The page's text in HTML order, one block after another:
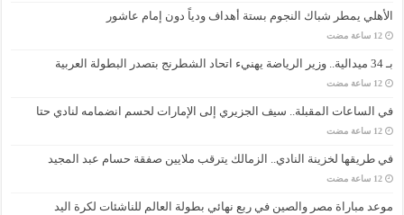
الأهلي يمطر شباك النجوم بستة أهداف ودياً دون إمام عاشور
‏12 ساعة مضت
بـ 34 ميدالية.. وزير الرياضة يهنيء اتحاد الشطرنج بتصدر البطولة العربية
‏12 ساعة مضت
في الساعات المقبلة.. سيف الجزيري إلى الإمارات لحسم انضمامه لنادي حتا
‏12 ساعة مضت
في طريقها لخزينة النادي.. الزمالك يترقب ملايين صفقة حسام عبد المجيد
‏12 ساعة مضت
موعد مباراة مصر والصين في ربع نهائي بطولة العالم للناشئات لكرة اليد